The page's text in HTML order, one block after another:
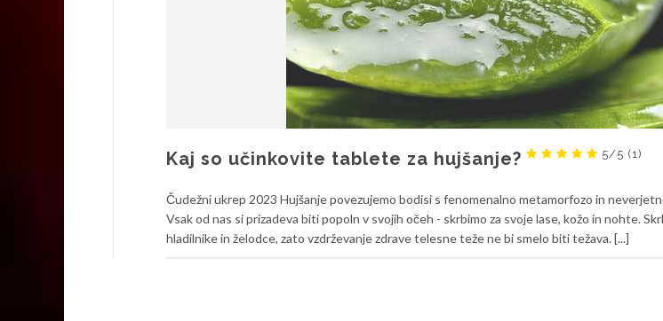
Kaj so učinkovite tablete za hujšanje? 5/5 (1)
Čudežni ukrep 2023 Hujšanje povezujemo bodisi s fenomenalno metamorfozo in
Vsak od nas si prizadeva biti popoln v svojih očeh - skrbimo za svoje lase, kožo in nohte.
hladilnike in želodce, zato vzdrževanje zdrave telesne teže ne bi smelo biti težava. [...]